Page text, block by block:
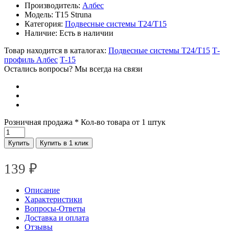
Производитель: Албес
Модель: T15 Struna
Категория: Подвесные системы Т24/Т15
Наличие: Есть в наличии
Товар находится в каталогах: Подвесные системы Т24/Т15 Т-
профиль Албес Т-15
Остались вопросы? Мы всегда на связи
Розничная продажа * Кол-во товара от 1 штук
Купить Купить в 1 клик
139 ₽
Описание
Характеристики
Вопросы-Ответы
Доставка и оплата
Отзывы